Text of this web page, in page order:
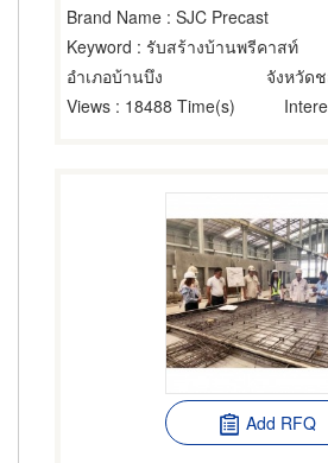
Brand Name : SJC Precast
Keyword : รับสร้างบ้านพรีคาสท์
อำเภอบ้านบึง
จังหวัด
Views : 18488 Time(s)
Add RFQ